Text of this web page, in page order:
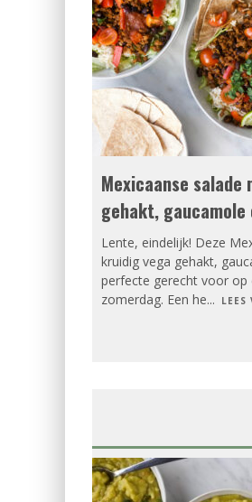
Mexicaanse
gehakt,
Lente, eindelijk! Deze
kruidig vega gehakt,
perfecte gerecht voor
zomerdag. Een he... LEES